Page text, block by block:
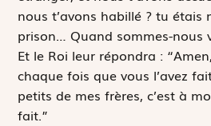
nous t’avons habillé ? tu étais
prison… Quand sommes-nous
Et le Roi leur répondra :
chaque fois que vous l’avez
petits de mes frères, c’est à
fait.”